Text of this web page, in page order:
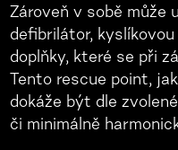
Zároveň v sobě může
defibrilátor,
doplňky, které se při
Tento rescue point,
dokáže být dle
či minimálně